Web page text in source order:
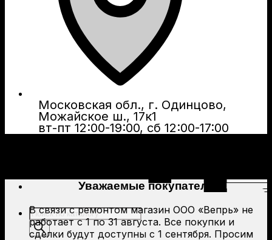
Московская обл., г. Одинцово,
Можайское ш., 17к1
вт-пт 12:00-19:00, сб 12:00-17:00
Поиск
товаров
Уважаемые покупатели!
В связи с ремонтом магазин ООО «Вепрь» не
работает с 1 по 31 августа. Все покупки и
сделки будут доступны с 1 сентября. Просим